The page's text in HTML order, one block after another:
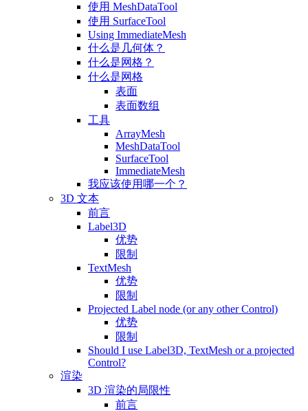
使用 MeshDataTool
使用 SurfaceTool
Using ImmediateMesh
什么是几何体？
什么是网格？
什么是网格
表面
表面数组
工具
ArrayMesh
MeshDataTool
SurfaceTool
ImmediateMesh
我应该使用哪一个？
3D 文本
前言
Label3D
优势
限制
TextMesh
优势
限制
Projected Label node (or any other Control)
优势
限制
Should I use Label3D, TextMesh or a projected
Control?
渲染
3D 渲染的局限性
前言